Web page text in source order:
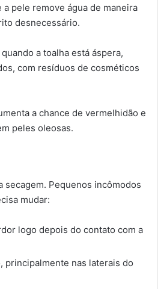
pele remove água de maneira
desnecessário.
a toalha está áspera,
com resíduos de cosméticos
a chance de vermelhidão e
peles oleosas.
secagem. Pequenos incômodos
mudar:
logo depois do contato com a
principalmente nas laterais do